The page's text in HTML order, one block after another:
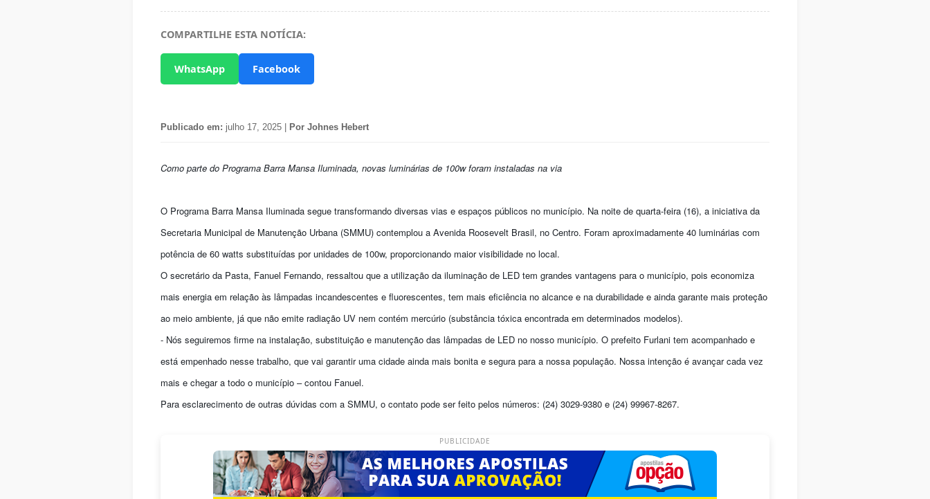
COMPARTILHE ESTA NOTÍCIA:
WhatsApp Facebook
Publicado em: julho 17, 2025 | Por Johnes Hebert
Como parte do Programa Barra Mansa Iluminada, novas luminárias de 100w foram instaladas na via
O Programa Barra Mansa Iluminada segue transformando diversas vias e espaços públicos no município. Na noite de quarta-feira (16), a iniciativa da
Secretaria Municipal de Manutenção Urbana (SMMU) contemplou a Avenida Roosevelt Brasil, no Centro. Foram aproximadamente 40 luminárias com
potência de 60 watts substituídas por unidades de 100w, proporcionando maior visibilidade no local.
O secretário da Pasta, Fanuel Fernando, ressaltou que a utilização da iluminação de LED tem grandes vantagens para o município, pois economiza
mais energia em relação às lâmpadas incandescentes e fluorescentes, tem mais eficiência no alcance e na durabilidade e ainda garante mais proteção
ao meio ambiente, já que não emite radiação UV nem contém mercúrio (substância tóxica encontrada em determinados modelos).
- Nós seguiremos firme na instalação, substituição e manutenção das lâmpadas de LED no nosso município. O prefeito Furlani tem acompanhado e
está empenhado nesse trabalho, que vai garantir uma cidade ainda mais bonita e segura para a nossa população. Nossa intenção é avançar cada vez
mais e chegar a todo o município – contou Fanuel.
Para esclarecimento de outras dúvidas com a SMMU, o contato pode ser feito pelos números: (24) 3029-9380 e (24) 99967-8267.
PUBLICIDADE